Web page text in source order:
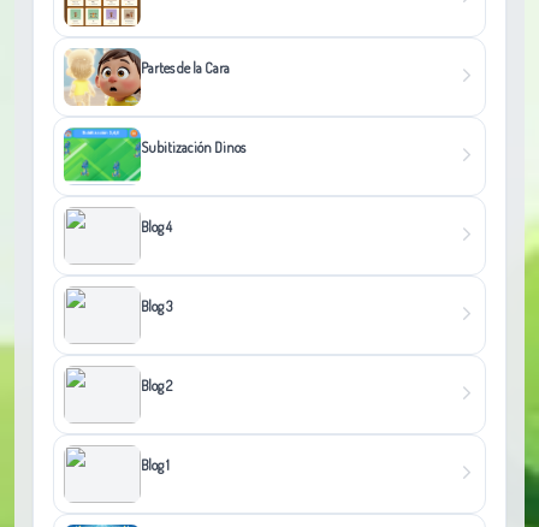
Partes de la Cara
Subitización Dinos
Blog 4
Blog 3
Blog 2
Blog 1